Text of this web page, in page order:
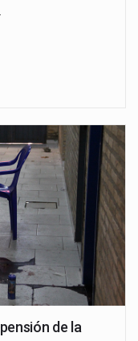
de la